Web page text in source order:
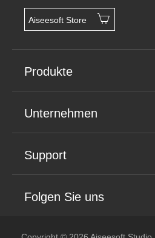
Aiseesoft Store
Produkte
Unternehmen
Support
Folgen Sie uns